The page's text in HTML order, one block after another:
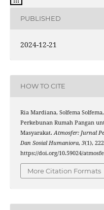
PUBLISHED
2024-12-21
HOW TO CITE
Ria Mardiana, Solfema
Perkebunan Rumah Pangan
Masyarakat.Atmosfer: Jurnal
Dan Sosial Humaniora, 3(1),
https://doi.org/10.59024/
More Citation Formats